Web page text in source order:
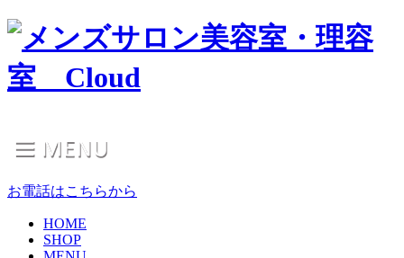
お電話はこちらから
HOME
SHOP